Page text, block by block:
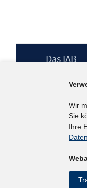
Footer
Das IAB
Projekte
Wir
Sie
Ihre